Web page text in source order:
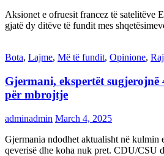
Aksionet e ofruesit francez të satelitëve
gjatë dy ditëve të fundit mes
Bota, Lajme, Më të fundit, Opinione,
Gjermani, ekspertët sugjerojnë
për mbrojtje
adminadmin March 4, 2025
Gjermania ndodhet aktualisht në kulmin
qeverisë dhe koha nuk pret. CDU/CSU